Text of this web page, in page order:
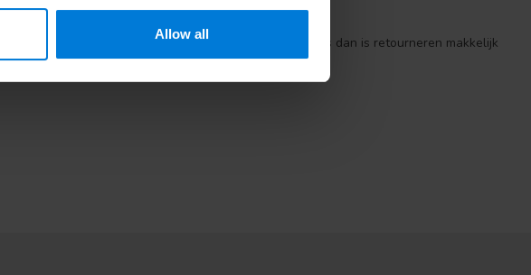
Allow all
is 6 maanden. Is een product niet naar wens dan is retourneren makkelijk
shoppen bij Degros veilig en betrouwbaar.